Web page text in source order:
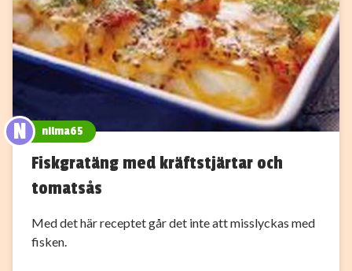
N nilma65
Fiskgratäng med kräftstjärtar och
tomatsås
Med det här receptet går det inte att misslyckas med
fisken.